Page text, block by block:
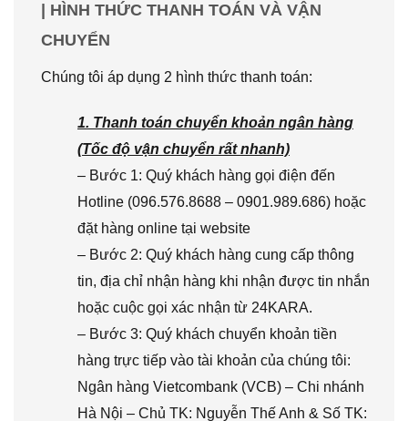
| HÌNH THỨC THANH TOÁN VÀ VẬN
CHUYỂN
Chúng tôi áp dụng 2 hình thức thanh toán:
1. Thanh toán chuyển khoản ngân hàng
(Tốc độ vận chuyển rất nhanh)
– Bước 1: Quý khách hàng gọi điện đến
Hotline (096.576.8688 – 0901.989.686) hoặc
đặt hàng online tại website
– Bước 2: Quý khách hàng cung cấp thông
tin, địa chỉ nhận hàng khi nhận được tin nhắn
hoặc cuộc gọi xác nhận từ 24KARA.
– Bước 3: Quý khách chuyển khoản tiền
hàng trực tiếp vào tài khoản của chúng tôi:
Ngân hàng Vietcombank (VCB) – Chi nhánh
Hà Nội – Chủ TK: Nguyễn Thế Anh & Số TK: